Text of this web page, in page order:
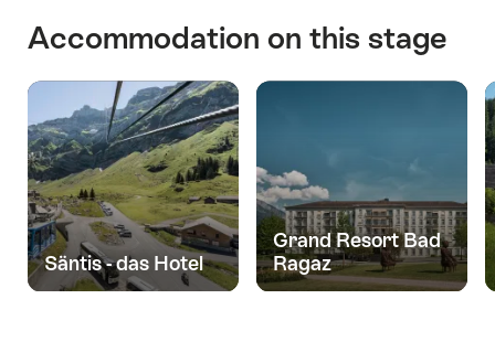
Accommodation on this stage
Säntis - das Hotel
Grand Resort Bad
Ragaz